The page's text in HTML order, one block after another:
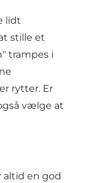
lidt
stille et
trampes i
rytter. Er
vælge at
altid en god